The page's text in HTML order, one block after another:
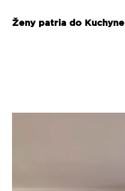
Ženy patria do Kuchyne